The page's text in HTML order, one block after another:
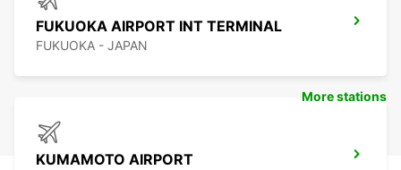
FUKUOKA AIRPORT INT TERMINAL
FUKUOKA - JAPAN
KUMAMOTO AIRPORT
More stations